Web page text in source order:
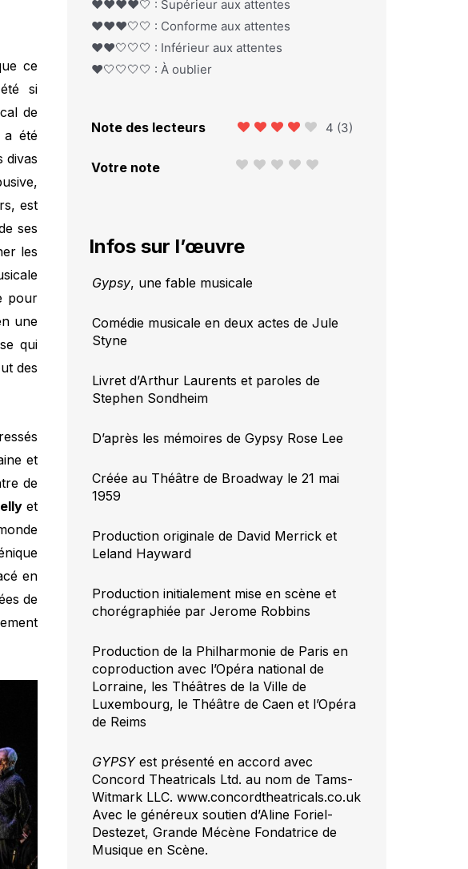
ce
si
de
a été
divas
est
ses
les
pour
une
qui
des
et
de
et
en
de
❤️❤️❤️❤️🤍 : Supérieur aux attentes
❤️❤️❤️🤍🤍 : Conforme aux attentes
❤️❤️🤍🤍🤍 : Inférieur aux attentes
❤️🤍🤍🤍🤍 : À oublier
Note des lecteurs 4 (3)
Votre note
Infos sur l’œuvre
Gypsy, une fable musicale
Comédie musicale en deux actes de Jule
Styne
Livret d’Arthur Laurents et paroles de
Stephen Sondheim
D’après les mémoires de Gypsy Rose Lee
Créée au Théâtre de Broadway le 21 mai
1959
Production originale de David Merrick et
Leland Hayward
Production initialement mise en scène et
chorégraphiée par Jerome Robbins
Production de la Philharmonie de Paris en
coproduction avec l’Opéra national de
Lorraine, les Théâtres de la Ville de
Luxembourg, le Théâtre de Caen et l’Opéra
de Reims
GYPSY est présenté en accord avec
Concord Theatricals Ltd. au nom de Tams-
Witmark LLC. www.concordtheatricals.co.uk
Avec le généreux soutien d’Aline Foriel-
Destezet, Grande Mécène Fondatrice de
Musique en Scène.